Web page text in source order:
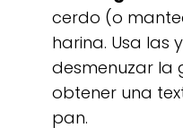
cerdo (o
harina. Usa las
desmenuzar la
obtener una
pan.